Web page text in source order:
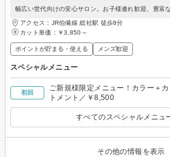
幅広い世代向けの安心サロン。お子様連れ歓迎、豊富
アクセス：JR伯備線 総社駅 徒歩8分
カット単価： ￥3,850～
ポイントが貯まる・使える メンズ歓迎
スペシャルメニュー
初回
ご新規様限定メニュー！カラー＋
トメント／￥8,500
すべてのスペシャルメニュ
その他の情報を表示